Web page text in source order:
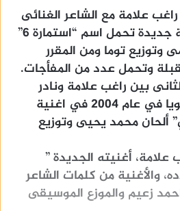
علامة مع الشاعر الغنائى
نادر عبد الله في أغنية جديدة تحمل اسم “استمارة 6”
وتوزيع توما ومن المقرر
وتحمل عدد من المفأجات.
بين راغب علامة ونادر
عبدالله حيث تعاونا سويا في عام 2004 في اغنية
ألحان محمد يحيى وتوزيع
أغنيته الجديدة ”
والأغنية من كلمات الشاعر
زعيم والموزع الموسيقى